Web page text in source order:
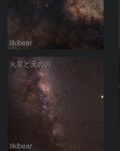
tikibear
火星と天の川
tikibear